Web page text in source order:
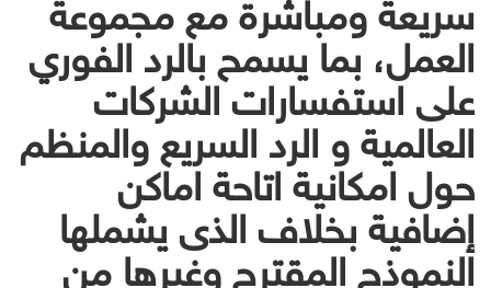
العمل، بما يسمح بالرد الفوري
على استفسارات الشركات
العالمية و الرد السريع والمنظم
حول امكانية اتاحة اماكن
إضافية بخلاف الذى يشملها
النموذج المقترح وغيرها من